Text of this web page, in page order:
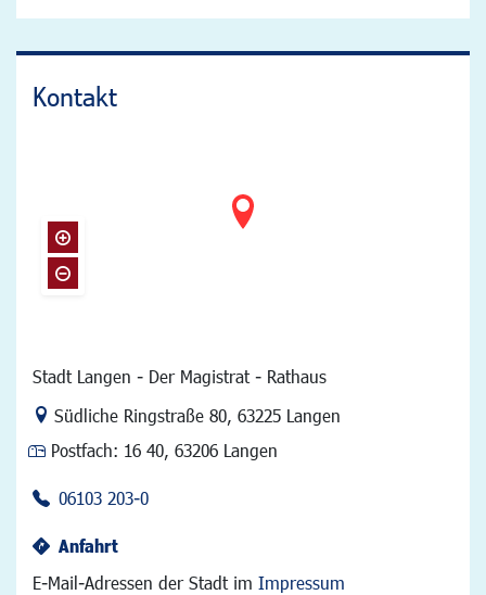
Kontakt
Stadt Langen - Der Magistrat - Rathaus
Link zur Google-Maps Navigation
Südliche Ringstraße 80, 63225 Langen
Postfach: 16 40, 63206 Langen
06103 203-0
Anfahrt
E-Mail-Adressen der Stadt im Impressum